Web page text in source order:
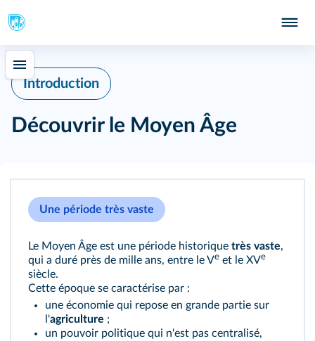
Introduction
Découvrir le Moyen Âge
Une période très vaste
Le Moyen Âge est une période historique très vaste,
qui a duré près de mille ans, entre le Ve et le XVe
siècle.
Cette époque se caractérise par :
une économie qui repose en grande partie sur
l'agriculture ;
un pouvoir politique qui n'est pas centralisé,